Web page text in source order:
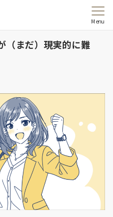
Menu
（まだ）現実的に難